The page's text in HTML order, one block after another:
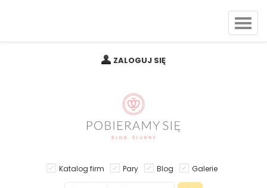
ZALOGUJ SIĘ
Katalog firm Pary Blog Galerie